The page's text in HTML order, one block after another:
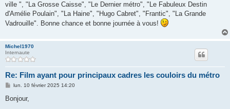
ville ", "La Grosse Caisse", "Le Dernier métro", "Le Fabuleux Destin
d'Amélie Poulain", "La Haine", "Hugo Cabret", "Frantic", "La Grande
Vadrouille". Bonne chance et bonne journée à vous!
Michel1970
Internaute
Re: Film ayant pour principaux cadres les couloirs du métro
M
s
lun. 10 février 2025 14:20
Bonjour,